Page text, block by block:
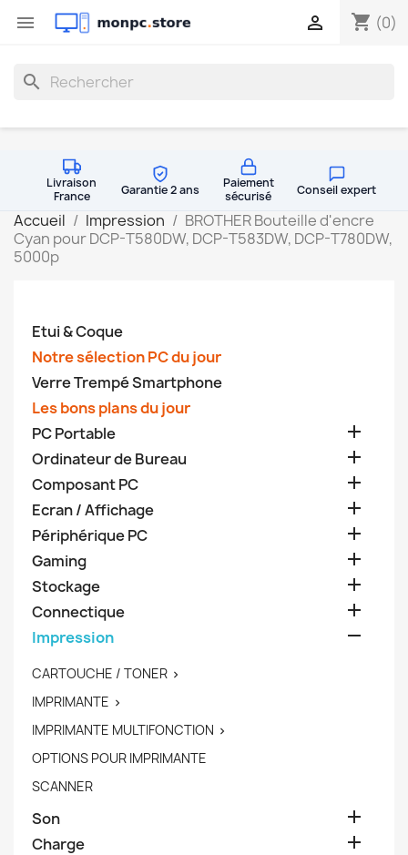
 shopping_cart (0)

search
Livraison
France
Garantie 2 ans
Paiement
sécurisé
Conseil expert
Accueil Impression
BROTHER Bouteille d'encre
Cyan pour DCP-T580DW, DCP-T583DW, DCP-T780DW,
5000p
Etui & Coque
Notre sélection PC du jour
Verre Trempé Smartphone
Les bons plans du jour
PC Portable

Ordinateur de Bureau 
Composant PC 
Ecran / Affichage 
Périphérique PC 
Gaming 
Stockage 
Connectique 
Impression 
CARTOUCHE / TONER 
IMPRIMANTE 
IMPRIMANTE MULTIFONCTION 
OPTIONS POUR IMPRIMANTE
SCANNER
Son 
Charge 